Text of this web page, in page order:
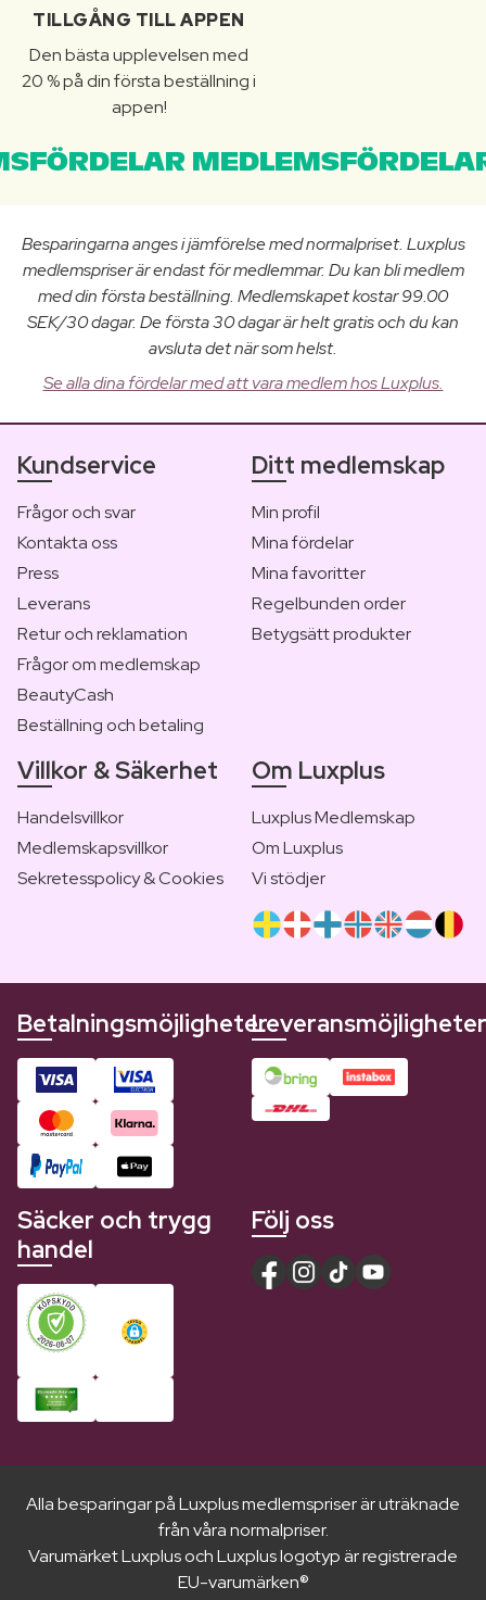
TILLGÅNG TILL APPEN
Den bästa upplevelsen med
20 % på din första beställning i
appen!
Besparingarna anges i jämförelse med normalpriset. Luxplus
medlemspriser är endast för medlemmar. Du kan bli medlem
med din första beställning. Medlemskapet kostar 99.00
SEK/30 dagar. De första 30 dagar är helt gratis och du kan
avsluta det när som helst.
Se alla dina fördelar med att vara medlem hos Luxplus.
Kundservice
Frågor och svar
Kontakta oss
Press
Leverans
Retur och reklamation
Frågor om medlemskap
BeautyCash
Beställning och betaling
Ditt medlemskap
Min profil
Mina fördelar
Mina favoritter
Regelbunden order
Betygsätt produkter
Villkor & Säkerhet
Handelsvillkor
Medlemskapsvillkor
Sekretesspolicy & Cookies
Om Luxplus
Luxplus Medlemskap
Om Luxplus
Vi stödjer
BetalningsmöjligheterLeveransmöjligheter
Säcker och trygg
handel
Följ oss
Alla besparingar på Luxplus medlemspriser är uträknade
från våra normalpriser.
Varumärket Luxplus och Luxplus logotyp är registrerade
EU-varumärken®